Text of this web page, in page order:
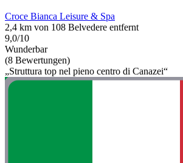
Croce Bianca Leisure & Spa
2,4 km von 108 Belvedere entfernt
9,0/10
Wunderbar
(8 Bewertungen)
„Struttura top nel pieno centro di Canazei“